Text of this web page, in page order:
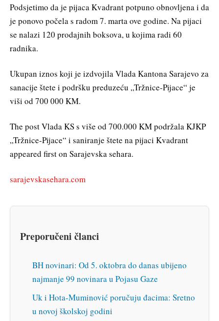
Podsjetimo da je pijaca Kvadrant potpuno obnovljena i da
je ponovo počela s radom 7. marta ove godine. Na pijaci
se nalazi 120 prodajnih boksova, u kojima radi 60
radnika.
Ukupan iznos koji je izdvojila Vlada Kantona Sarajevo za
sanacije štete i podršku preduzeću „Tržnice-Pijace“ je
viši od 700 000 KM.
The post Vlada KS s više od 700.000 KM podržala KJKP
„Tržnice-Pijace“ i saniranje štete na pijaci Kvadrant
appeared first on Sarajevska sehara.
sarajevskasehara.com
Preporučeni članci
BH novinari: Od 5. oktobra do danas ubijeno
najmanje 99 novinara u Pojasu Gaze
Uk i Hota-Muminović poručuju đacima: Sretno
u novoj školskoj godini